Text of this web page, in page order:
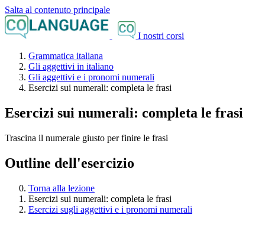
Salta al contenuto principale
I nostri corsi
Grammatica italiana
Gli aggettivi in italiano
Gli aggettivi e i pronomi numerali
Esercizi sui numerali: completa le frasi
Esercizi sui numerali: completa le frasi
Trascina il numerale giusto per finire le frasi
Outline dell'esercizio
Torna alla lezione
Esercizi sui numerali: completa le frasi
Esercizi sugli aggettivi e i pronomi numerali